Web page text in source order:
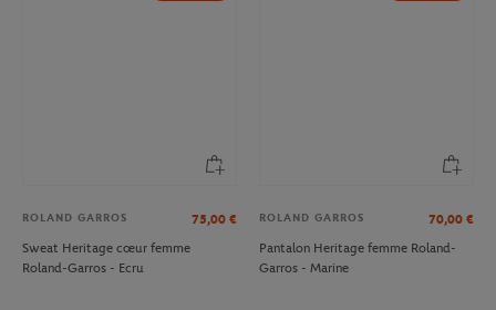
ROLAND GARROS 75,00 €
Sweat Heritage cœur femme
Roland-Garros - Ecru
ROLAND GARROS 70,00 €
Pantalon Heritage femme Roland-
Garros - Marine